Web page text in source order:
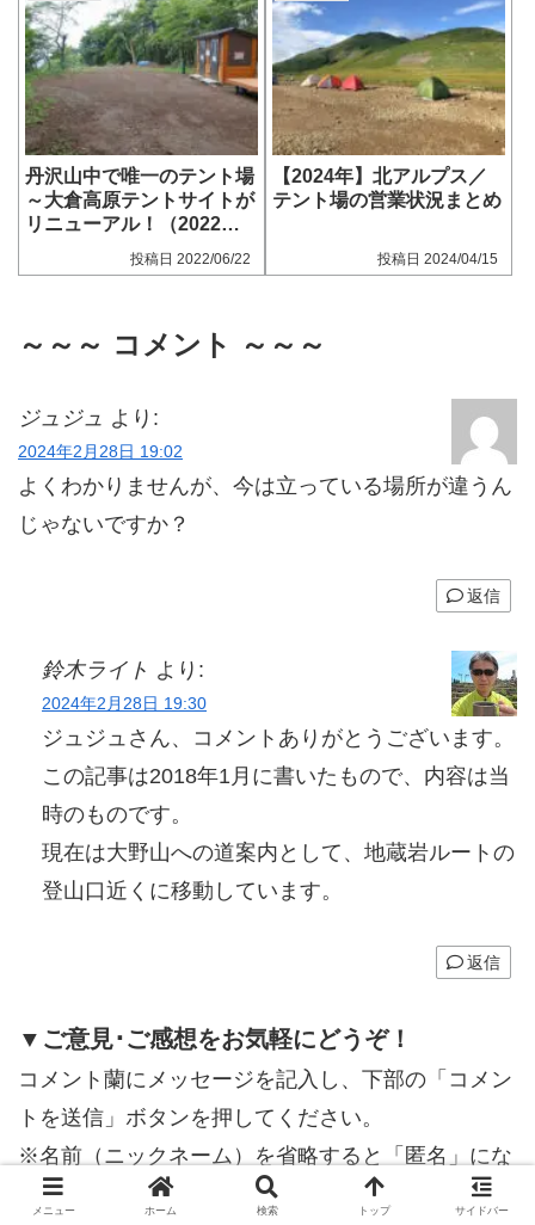
丹沢山中で唯一のテント場
～大倉高原テントサイトが
リニューアル！（2022年6
2022/06/22
【2024年】北アルプス／
テント場の営業状況まとめ
2024/04/15
～～～ コメント ～～～
ジュジュ より:
2024年2月28日 19:02
よくわかりませんが、今は立っている場所が違うん
じゃないですか？
返信
鈴木ライト より:
2024年2月28日 19:30
ジュジュさん、コメントありがとうございます。
この記事は2018年1月に書いたもので、内容は当
時のものです。
現在は大野山への道案内として、地蔵岩ルートの
登山口近くに移動しています。
返信
▼ご意見･ご感想をお気軽にどうぞ！
コメント蘭にメッセージを記入し、下部の「コメン
トを送信」ボタンを押してください。
※名前（ニックネーム）を省略すると「匿名」にな
ります。
メニュー ホーム 検索 トップ サイドバー